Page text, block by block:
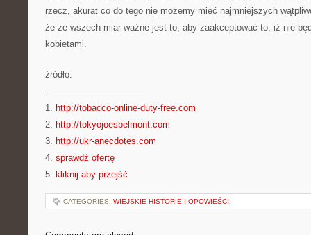
rzecz, akurat co do tego nie możemy mieć najmniejszych
że ze wszech miar ważne jest to, aby zaakceptować to, iż nie
kobietami.
źródło:
———————————
1. http://tobacco-online-duty-free.com
2. http://tokyojoesbelmont.com
3. http://ukr-anecdotes.com
4. sprawdź ofertę
5. kliknij aby przejść
CATEGORIES: WIEJSKIE HISTORIE I OPOWIEŚCI